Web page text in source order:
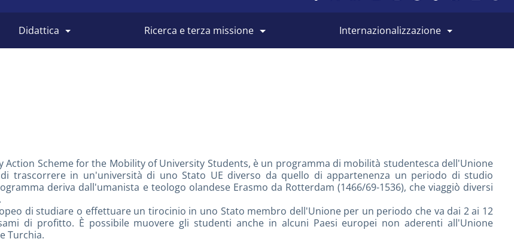
didattica ricerca e terza missione internazionalizzazione
Action Scheme for the Mobility of University Students, è un programma di mobilità studentesca dell'Unione
trascorrere in un'università di uno Stato UE diverso da quello di appartenenza un periodo di studio
deriva dall'umanista e teologo olandese Erasmo da Rotterdam (1466/69-1536), che viaggiò diversi
di studiare o effettuare un tirocinio in uno Stato membro dell'Unione per un periodo che va dai 2 ai 12
di profitto. È possibile muovere gli studenti anche in alcuni Paesi europei non aderenti all'Unione
Turchia.